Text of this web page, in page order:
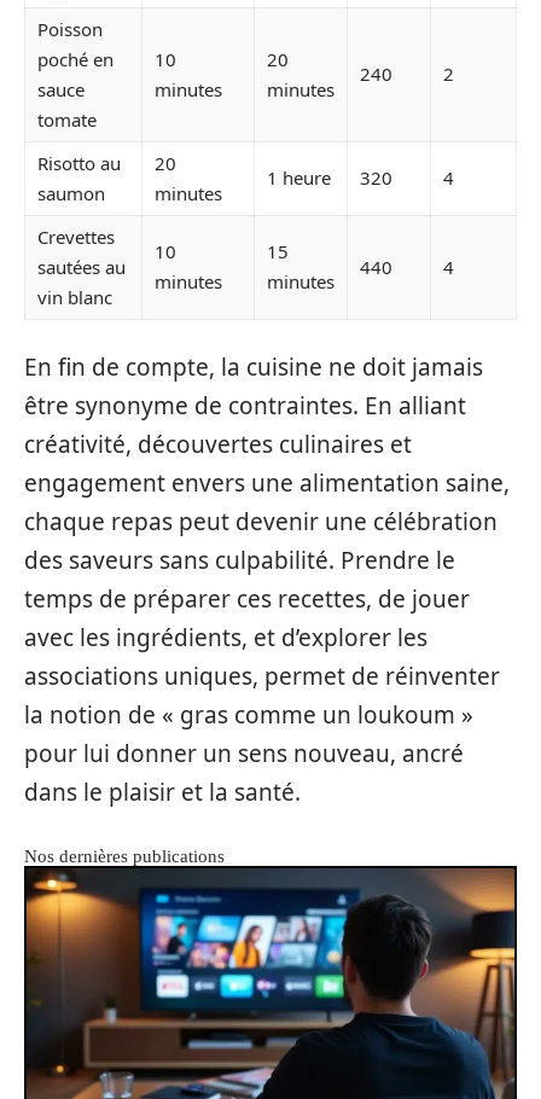
Poisson
poché en
sauce
tomate
10
minutes
20
minutes
240 2
Risotto au
saumon
20
minutes
1 heure 320 4
Crevettes
sautées au
vin blanc
10
minutes
15
minutes
440 4
En fin de compte, la cuisine ne doit jamais
être synonyme de contraintes. En alliant
créativité, découvertes culinaires et
engagement envers une alimentation saine,
chaque repas peut devenir une célébration
des saveurs sans culpabilité. Prendre le
temps de préparer ces recettes, de jouer
avec les ingrédients, et d’explorer les
associations uniques, permet de réinventer
la notion de « gras comme un loukoum »
pour lui donner un sens nouveau, ancré
dans le plaisir et la santé.
Nos dernières publications